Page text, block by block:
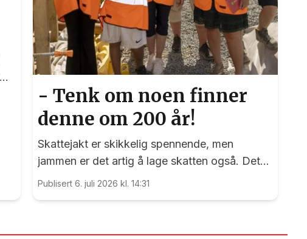
- Tenk om noen finner
denne om 200 år!
Skattejakt er skikkelig spennende, men
jammen er det artig å lage skatten også. Det
kan nemlig elevene ved Vilberg barneskole
Publisert 6. juli 2026 kl. 14:31